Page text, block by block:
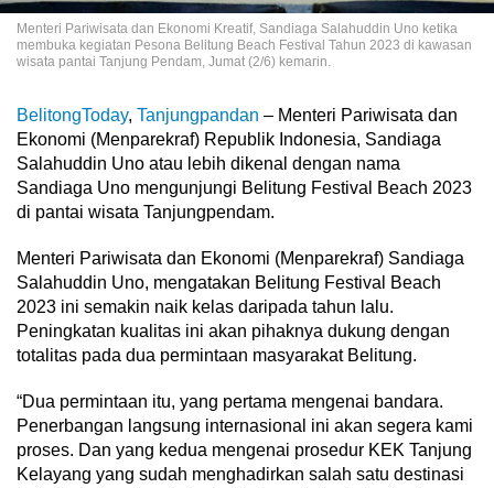
Menteri Pariwisata dan Ekonomi Kreatif, Sandiaga Salahuddin Uno ketika
membuka kegiatan Pesona Belitung Beach Festival Tahun 2023 di kawasan
wisata pantai Tanjung Pendam, Jumat (2/6) kemarin.
BelitongToday, Tanjungpandan – Menteri Pariwisata dan
Ekonomi (Menparekraf) Republik Indonesia, Sandiaga
Salahuddin Uno atau lebih dikenal dengan nama
Sandiaga Uno mengunjungi Belitung Festival Beach 2023
di pantai wisata Tanjungpendam.
Menteri Pariwisata dan Ekonomi (Menparekraf) Sandiaga
Salahuddin Uno, mengatakan Belitung Festival Beach
2023 ini semakin naik kelas daripada tahun lalu.
Peningkatan kualitas ini akan pihaknya dukung dengan
totalitas pada dua permintaan masyarakat Belitung.
“Dua permintaan itu, yang pertama mengenai bandara.
Penerbangan langsung internasional ini akan segera kami
proses. Dan yang kedua mengenai prosedur KEK Tanjung
Kelayang yang sudah menghadirkan salah satu destinasi